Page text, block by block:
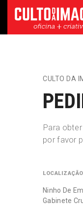
CULTO DA
Para
por favor
LOCALIZAÇÃO
Ninho De
Gabinete